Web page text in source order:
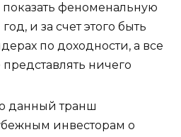
феноменальную
и за счет этого быть
по доходности, а все
ничего
данный транш
инвесторам о